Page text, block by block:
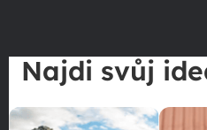
Najdi svůj